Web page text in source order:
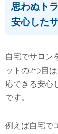
思わぬト
安心した
自宅でサロン
ットの2つ目
応できる安心
です。
例えば自宅で